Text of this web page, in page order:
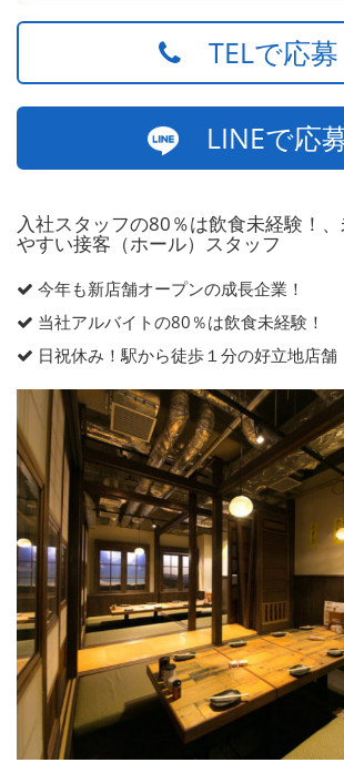
TELで応募
LINEで応
入社スタッフの80％は飲食未経験！
やすい接客（ホール）スタッフ
今年も新店舗オープンの成長企業！
当社アルバイトの80％は飲食未経験！
日祝休み！駅から徒歩１分の好立地店舗